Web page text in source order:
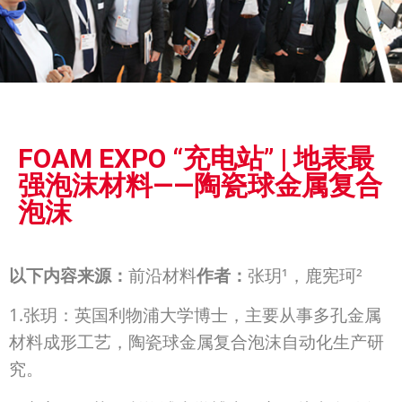
新闻
FOAM EXPO “充电站” | 地表最
强泡沫材料——陶瓷球金属复合
泡沫
以下内容来源： 前沿材料作者： 张玥¹，鹿宪珂²
1.张玥：英国利物浦大学博士，主要从事多孔金属
材料成形工艺，陶瓷球金属复合泡沫自动化生产研
究。